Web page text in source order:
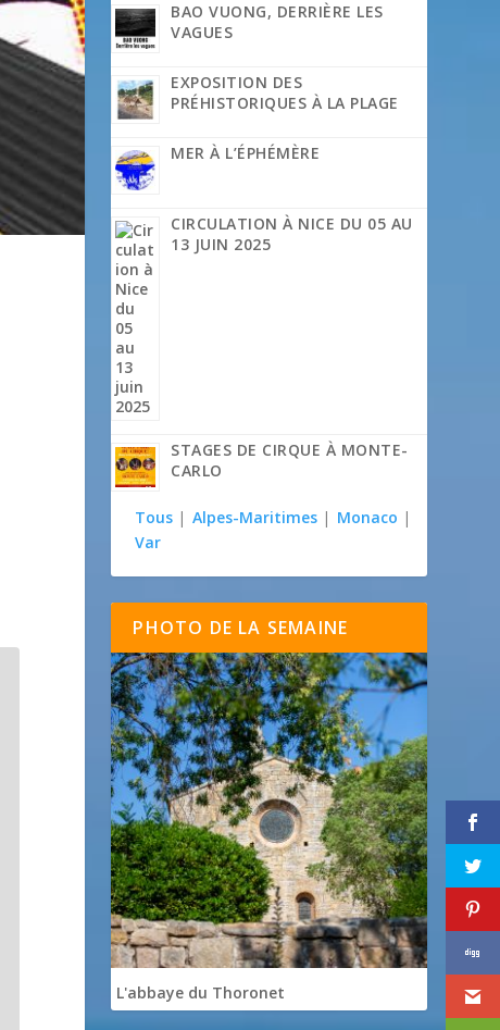
BAO VUONG, DERRIÈRE LES
VAGUES
EXPOSITION DES
PRÉHISTORIQUES À LA PLAGE
MER À L’ÉPHÉMÈRE
CIRCULATION À NICE DU 05 AU
13 JUIN 2025
STAGES DE CIRQUE À MONTE-
CARLO
Tous | Alpes-Maritimes | Monaco |
Var
PHOTO DE LA SEMAINE
L'abbaye du Thoronet